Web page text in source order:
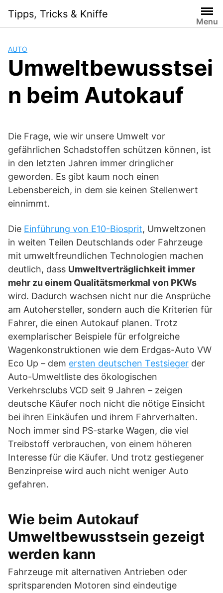
content
Tipps, Tricks & Kniffe
Menu
AUTO
Umweltbewusstsei
n beim Autokauf
Die Frage, wie wir unsere Umwelt vor
gefährlichen Schadstoffen schützen können, ist
in den letzten Jahren immer dringlicher
geworden. Es gibt kaum noch einen
Lebensbereich, in dem sie keinen Stellenwert
einnimmt.
Die Einführung von E10-Biosprit, Umweltzonen
in weiten Teilen Deutschlands oder Fahrzeuge
mit umweltfreundlichen Technologien machen
deutlich, dass Umweltverträglichkeit immer
mehr zu einem Qualitätsmerkmal von PKWs
wird. Dadurch wachsen nicht nur die Ansprüche
am Autohersteller, sondern auch die Kriterien für
Fahrer, die einen Autokauf planen. Trotz
exemplarischer Beispiele für erfolgreiche
Wagenkonstruktionen wie dem Erdgas-Auto VW
Eco Up – dem ersten deutschen Testsieger der
Auto-Umweltliste des ökologischen
Verkehrsclubs VCD seit 9 Jahren – zeigen
deutsche Käufer noch nicht die nötige Einsicht
bei ihren Einkäufen und ihrem Fahrverhalten.
Noch immer sind PS-starke Wagen, die viel
Treibstoff verbrauchen, von einem höheren
Interesse für die Käufer. Und trotz gestiegener
Benzinpreise wird auch nicht weniger Auto
gefahren.
Wie beim Autokauf
Umweltbewusstsein gezeigt
werden kann
Fahrzeuge mit alternativen Antrieben oder
spritsparenden Motoren sind eindeutige